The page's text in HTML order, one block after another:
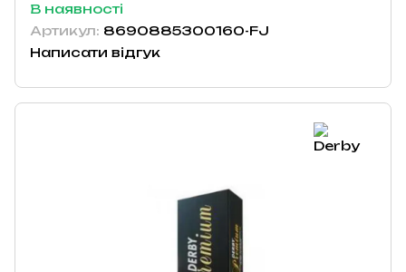
В наявності
Артикул: 8690885300160-FJ
Написати відгук